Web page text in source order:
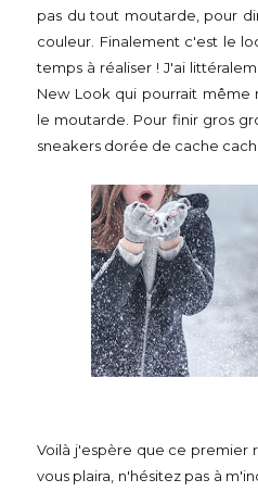
pas du tout moutarde, pour
couleur. Finalement c'est le
temps à réaliser ! J'ai
New Look qui pourrait même
le moutarde. Pour finir gros
sneakers dorée de cache
Voilà j'espère que ce premier
vous plaira, n'hésitez pas à